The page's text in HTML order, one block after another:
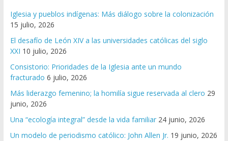
Iglesia y pueblos indígenas: Más diálogo sobre la colonización
15 julio, 2026
El desafío de León XIV a las universidades católicas del siglo
XXI 10 julio, 2026
Consistorio: Prioridades de la Iglesia ante un mundo
fracturado 6 julio, 2026
Más liderazgo femenino; la homilía sigue reservada al clero 29
junio, 2026
Una “ecología integral” desde la vida familiar 24 junio, 2026
Un modelo de periodismo católico: John Allen Jr. 19 junio, 2026